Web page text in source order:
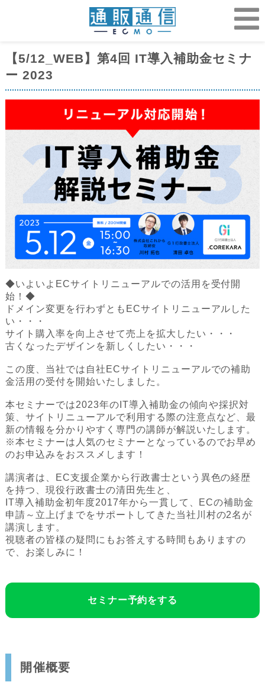
【5/12_WEB】第4回 IT導入補助金セミナ
ー 2023
◆いよいよECサイトリニューアルでの活用を受付開
始！◆
ドメイン変更を行わずともECサイトリニューアルした
い・・・
サイト購入率を向上させて売上を拡大したい・・・
古くなったデザインを新しくしたい・・・
この度、当社では自社ECサイトリニューアルでの補助
金活用の受付を開始いたしました。
本セミナーでは2023年のIT導入補助金の傾向や採択対
策、サイトリニューアルで利用する際の注意点など、最
新の情報を分かりやすく専門の講師が解説いたします。
※本セミナーは人気のセミナーとなっているのでお早め
のお申込みをおススメします！
講演者は、EC支援企業から行政書士という異色の経歴
を持つ、現役行政書士の清田先生と、
IT導入補助金初年度2017年から一貫して、ECの補助金
申請～立上げまでをサポートしてきた当社川村の2名が
講演します。
視聴者の皆様の疑問にもお答えする時間もありますの
で、お楽しみに！
セミナー予約をする
開催概要